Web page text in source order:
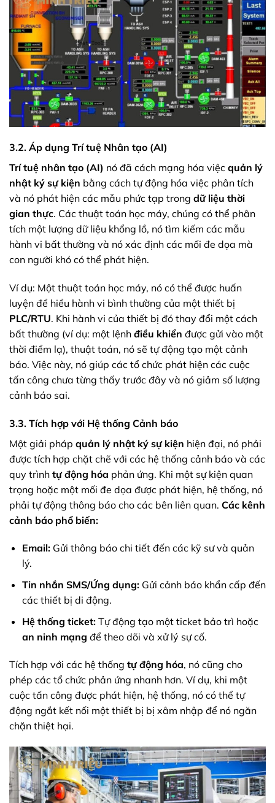
3.2. Áp dụng Trí tuệ Nhân tạo (AI)
Trí tuệ nhân tạo (AI) nó đã cách mạng hóa việc quản lý
nhật ký sự kiện bằng cách tự động hóa việc phân tích
và nó phát hiện các mẫu phức tạp trong dữ liệu thời
gian thực. Các thuật toán học máy, chúng có thể phân
tích một lượng dữ liệu khổng lồ, nó tìm kiếm các mẫu
hành vi bất thường và nó xác định các mối đe dọa mà
con người khó có thể phát hiện.
Ví dụ: Một thuật toán học máy, nó có thể được huấn
luyện để hiểu hành vi bình thường của một thiết bị
PLC/RTU. Khi hành vi của thiết bị đó thay đổi một cách
bất thường (ví dụ: một lệnh điều khiển được gửi vào một
thời điểm lạ), thuật toán, nó sẽ tự động tạo một cảnh
báo. Việc này, nó giúp các tổ chức phát hiện các cuộc
tấn công chưa từng thấy trước đây và nó giảm số lượng
cảnh báo sai.
3.3. Tích hợp với Hệ thống Cảnh báo
Một giải pháp quản lý nhật ký sự kiện hiện đại, nó phải
được tích hợp chặt chẽ với các hệ thống cảnh báo và các
quy trình tự động hóa phản ứng. Khi một sự kiện quan
trọng hoặc một mối đe dọa được phát hiện, hệ thống, nó
phải tự động thông báo cho các bên liên quan. Các kênh
cảnh báo phổ biến:
Email:Gửi thông báo chi tiết đến các kỹ sư và quản
lý.
Tin nhắn SMS/Ứng dụng:Gửi cảnh báo khẩn cấp đến
các thiết bị di động.
Hệ thống ticket:Tự động tạo một ticket bảo trì hoặc
an ninh mạng để theo dõi và xử lý sự cố.
Tích hợp với các hệ thống tự động hóa, nó cũng cho
phép các tổ chức phản ứng nhanh hơn. Ví dụ, khi một
cuộc tấn công được phát hiện, hệ thống, nó có thể tự
động ngắt kết nối một thiết bị bị xâm nhập để nó ngăn
chặn thiệt hại.